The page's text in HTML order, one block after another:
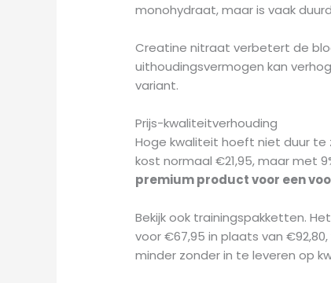
monohydraat, maar is vaak
Creatine nitraat verbetert de
uithoudingsvermogen kan
variant.
Prijs-kwaliteitverhouding
Hoge kwaliteit hoeft niet duur te
kost normaal €21,95, maar met
premium product voor een
Bekijk ook trainingspakketten.
voor €67,95 in plaats van
minder zonder in te leveren op